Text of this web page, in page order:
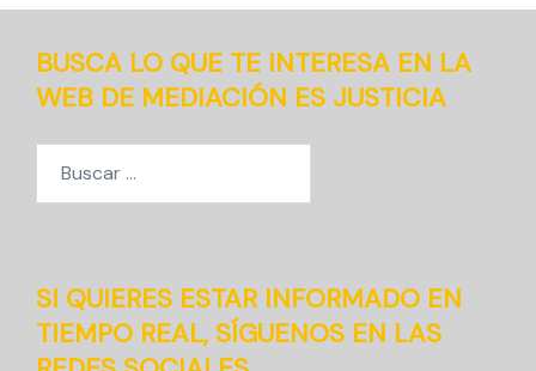
BUSCA LO QUE TE INTERESA EN LA
WEB DE MEDIACIÓN ES JUSTICIA
SI QUIERES ESTAR INFORMADO EN
TIEMPO REAL, SÍGUENOS EN LAS